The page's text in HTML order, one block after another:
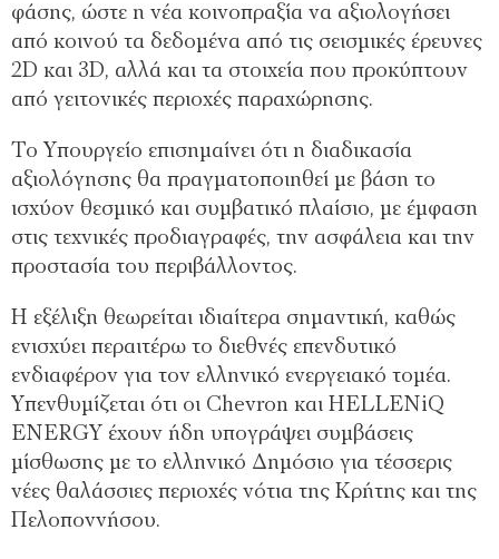
φάσης, ώστε η νέα κοινοπραξία να αξιολογήσει
από κοινού τα δεδομένα από τις σεισμικές έρευνες
2D και 3D, αλλά και τα στοιχεία που προκύπτουν
από γειτονικές περιοχές παραχώρησης.
Το Υπουργείο επισημαίνει ότι η διαδικασία
αξιολόγησης θα πραγματοποιηθεί με βάση το
ισχύον θεσμικό και συμβατικό πλαίσιο, με έμφαση
στις τεχνικές προδιαγραφές, την ασφάλεια και την
προστασία του περιβάλλοντος.
Η εξέλιξη θεωρείται ιδιαίτερα σημαντική, καθώς
ενισχύει περαιτέρω το διεθνές επενδυτικό
ενδιαφέρον για τον ελληνικό ενεργειακό τομέα.
Υπενθυμίζεται ότι οι Chevron και HELLENiQ
ENERGY έχουν ήδη υπογράψει συμβάσεις
μίσθωσης με το ελληνικό Δημόσιο για τέσσερις
νέες θαλάσσιες περιοχές νότια της Κρήτης και της
Πελοποννήσου.